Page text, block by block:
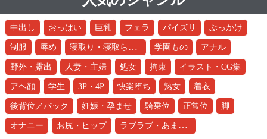
中出し おっぱい 巨乳 フェラ パイズリ ぶっかけ
制服 辱め 寝取り・寝取られ・NTR 学園もの アナル
野外・露出 人妻・主婦 処女 拘束 イラスト・CG集
アヘ顔 学生 3P・4P 快楽堕ち 熟女 着衣
後背位／バック 妊娠・孕ませ 騎乗位 正常位 脚
オナニー お尻・ヒップ ラブラブ・あまあま